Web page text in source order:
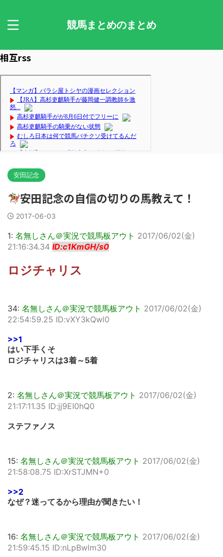
競馬まとめのまとめ
相互rss
安田記念
安田記念の自信の切りの馬教えて！
2017-06-03
1: 名無しさん＠実況で競馬板アウト 2017/06/02(金)
21:16:34.34 ID:c1KmGH/s0
ロジチャリス
34: 名無しさん＠実況で競馬板アウト 2017/06/02(金)
22:54:59.25 ID:vXY3kQwl0
>>1
はい下手くそ
ロジチャリスは3着～5着
2: 名無しさん＠実況で競馬板アウト 2017/06/02(金)
21:17:11.35 ID:jj9EI0hQ0
ステファノス
15: 名無しさん＠実況で競馬板アウト 2017/06/02(金)
21:58:08.75 ID:XrSTJMN+0
>>2
なぜ？迷ってるから理由が聞きたい！
16: 名無しさん＠実況で競馬板アウト 2017/06/02(金)
21:59:45.15 ID:nLpBwlm30